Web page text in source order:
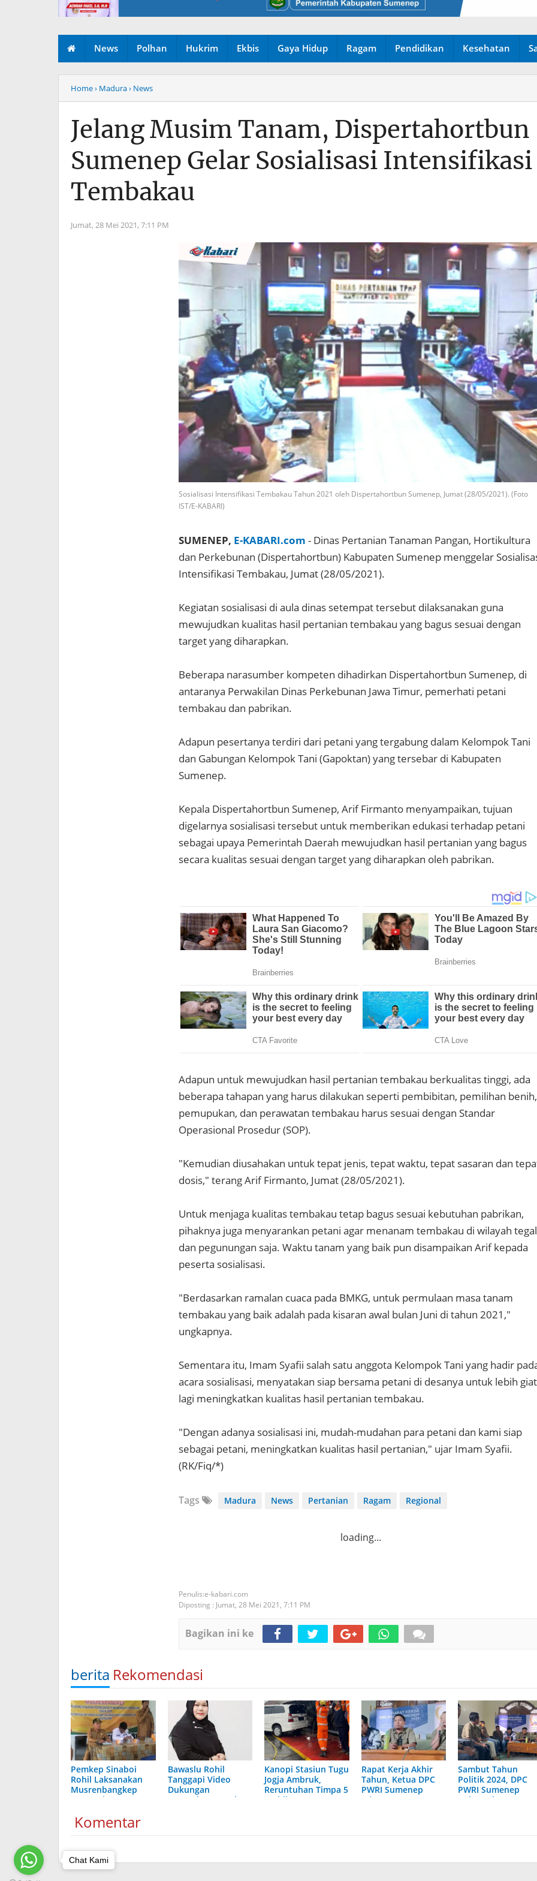
News Polhan Hukrim Ekbis Gaya Hidup Ragam Pendidikan Kesehatan
Home› Madura› News
Jelang Musim Tanam, Dispertahortbun
Sumenep Gelar Sosialisasi Intensifikasi
Tembakau
Jumat, 28 Mei 2021, 7:11 PM
Sosialisasi Intensifikasi Tembakau Tahun 2021 oleh Dispertahortbun Sumenep, Jumat (28/05/2021). (Foto
IST/E-KABARI)
SUMENEP, E-KABARI.com - Dinas Pertanian Tanaman Pangan, Hortikultura
dan Perkebunan (Dispertahortbun) Kabupaten Sumenep menggelar
Intensifikasi Tembakau, Jumat (28/05/2021).
Kegiatan sosialisasi di aula dinas setempat tersebut dilaksanakan guna
mewujudkan kualitas hasil pertanian tembakau yang bagus sesuai dengan
target yang diharapkan.
Beberapa narasumber kompeten dihadirkan Dispertahortbun Sumenep, di
antaranya Perwakilan Dinas Perkebunan Jawa Timur, pemerhati petani
tembakau dan pabrikan.
Adapun pesertanya terdiri dari petani yang tergabung dalam Kelompok Tani
dan Gabungan Kelompok Tani (Gapoktan) yang tersebar di Kabupaten
Sumenep.
Kepala Dispertahortbun Sumenep, Arif Firmanto menyampaikan, tujuan
digelarnya sosialisasi tersebut untuk memberikan edukasi terhadap petani
sebagai upaya Pemerintah Daerah mewujudkan hasil pertanian yang bagus
secara kualitas sesuai dengan target yang diharapkan oleh pabrikan.
Adapun untuk mewujudkan hasil pertanian tembakau berkualitas tinggi, ada
beberapa tahapan yang harus dilakukan seperti pembibitan, pemilihan benih,
pemupukan, dan perawatan tembakau harus sesuai dengan Standar
Operasional Prosedur (SOP).
"Kemudian diusahakan untuk tepat jenis, tepat waktu, tepat sasaran dan
dosis," terang Arif Firmanto, Jumat (28/05/2021).
Untuk menjaga kualitas tembakau tetap bagus sesuai kebutuhan pabrikan,
pihaknya juga menyarankan petani agar menanam tembakau di wilayah tegal
dan pegunungan saja. Waktu tanam yang baik pun disampaikan Arif kepada
peserta sosialisasi.
"Berdasarkan ramalan cuaca pada BMKG, untuk permulaan masa tanam
tembakau yang baik adalah pada kisaran awal bulan Juni di tahun 2021,"
ungkapnya.
Sementara itu, Imam Syafii salah satu anggota Kelompok Tani yang hadir
acara sosialisasi, menyatakan siap bersama petani di desanya untuk lebih giat
lagi meningkatkan kualitas hasil pertanian tembakau.
"Dengan adanya sosialisasi ini, mudah-mudahan para petani dan kami siap
sebagai petani, meningkatkan kualitas hasil pertanian," ujar Imam Syafii.
(RK/Fiq/*)
Tags Madura News Pertanian Ragam Regional
loading...
e-kabari.com
Diposting : Jumat, 28 Mei 2021, 7:11 PM
Bagikan ini ke
berita Rekomendasi
Pemkep Sinaboi
Rohil Laksanakan
Musrenbangkep
2024, Ini Pesan
Bawaslu Rohil
Tanggapi Video
Dukungan
Perangkat Desa ke
Kanopi Stasiun Tugu
Jogja Ambruk,
Reruntuhan Timpa 5
Mobil
Rapat Kerja Akhir
Tahun, Ketua DPC
PWRI Sumenep
Minta Anggota
Sambut Tahun
Politik 2024, DPC
PWRI Sumenep
Gelar Raker Susun
Komentar
Chat Kami